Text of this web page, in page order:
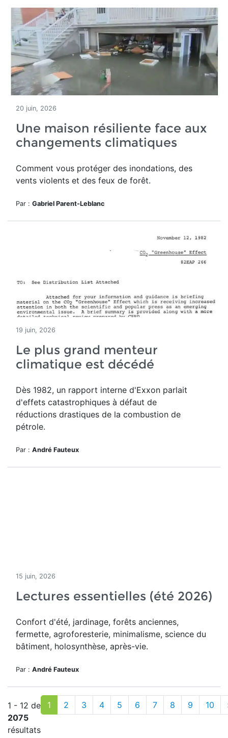
20 juin, 2026
Une maison résiliente face aux
changements climatiques
Comment vous protéger des inondations, des
vents violents et des feux de forêt.
Par : Gabriel Parent-Leblanc
19 juin, 2026
Le plus grand menteur
climatique est décédé
Dès 1982, un rapport interne d'Exxon parlait
d'effets catastrophiques à défaut de
réductions drastiques de la combustion de
pétrole.
Par : André Fauteux
15 juin, 2026
Lectures essentielles (été 2026)
Confort d'été, jardinage, forêts anciennes,
fermette, agroforesterie, minimalisme, science du
bâtiment, holosynthèse, après-vie.
Par : André Fauteux
1 - 12 de
2075
résultats
1 2 3 4 5 6 7 8 9 10